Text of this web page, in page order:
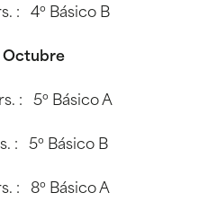
: 4º Básico B
Octubre
: 5º Básico A
: 5º Básico B
: 8º Básico A